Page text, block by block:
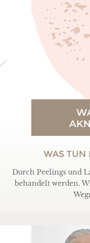
WAS TUN
Durch Peelings und
behandelt werden.